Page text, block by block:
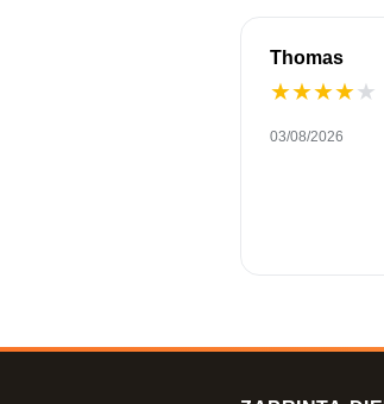
Thomas
★★★★★
03/08/2026